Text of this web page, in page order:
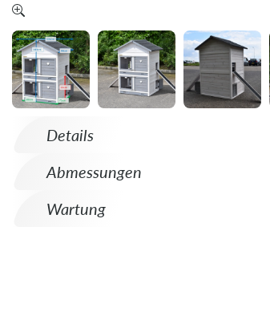
Details
Abmessungen
Wartung